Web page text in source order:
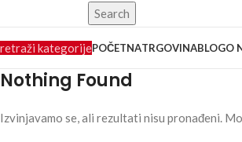
Search
kategorijePOČETNATRGOVINABLOGO
Nothing Found
Izvinjavamo se, ali rezultati nisu pronađeni.